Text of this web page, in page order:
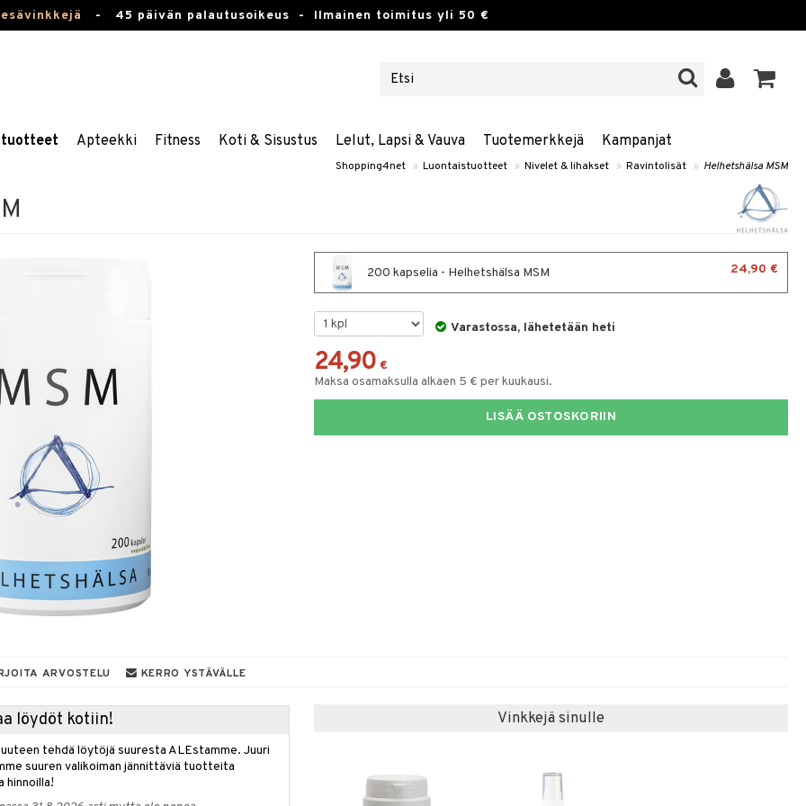
- 45 päivän palautusoikeus - Ilmainen toimitus yli 50 €
Apteekki Fitness Koti & Sisustus Lelut, Lapsi & Vauva Tuotemerkkejä Kampanjat
Shopping4net » Luontaistuotteet » Nivelet & lihakset » Ravintolisät » Helhetshälsa MSM
200 kapselia - Helhetshälsa MSM 24,90 €
Varastossa, lähetetään heti
24,90 €
Maksa osamaksulla alkaen 5 € per kuukausi.
LISÄÄ OSTOSKORIIN
ARVOSTELU KERRO YSTÄVÄLLE
löydöt kotiin!
tehdä löytöjä suuresta ALEstamme. Juuri
suuren valikoiman jännittäviä tuotteita
hinnoilla!
Vinkkejä sinulle